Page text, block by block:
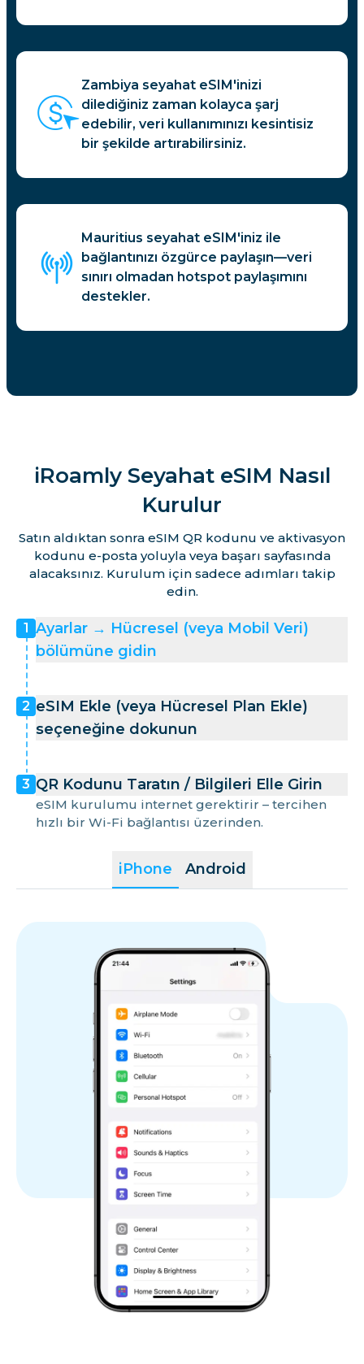
Zambiya seyahat eSIM'inizi
dilediğiniz zaman kolayca şarj
edebilir, veri kullanımınızı kesintisiz
bir şekilde artırabilirsiniz.
Mauritius seyahat eSIM'iniz ile
bağlantınızı özgürce paylaşın—veri
sınırı olmadan hotspot paylaşımını
destekler.
iRoamly Seyahat eSIM Nasıl
Kurulur
Satın aldıktan sonra eSIM QR kodunu ve aktivasyon
kodunu e-posta yoluyla veya başarı sayfasında
alacaksınız. Kurulum için sadece adımları takip
edin.
iPhone Android
1
Ayarlar → Hücresel (veya Mobil Veri)
bölümüne gidin
2 eSIM Ekle (veya Hücresel Plan Ekle)
seçeneğine dokunun
3 QR Kodunu Taratın / Bilgileri Elle Girin
eSIM kurulumu internet gerektirir – tercihen
hızlı bir Wi-Fi bağlantısı üzerinden.